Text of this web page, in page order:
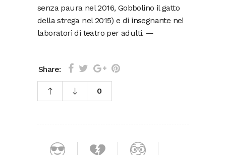
senza paura nel 2016, Gobbolino il gatto
della strega nel 2015) e di insegnante nei
laboratori di teatro per adulti. —
Share:
0